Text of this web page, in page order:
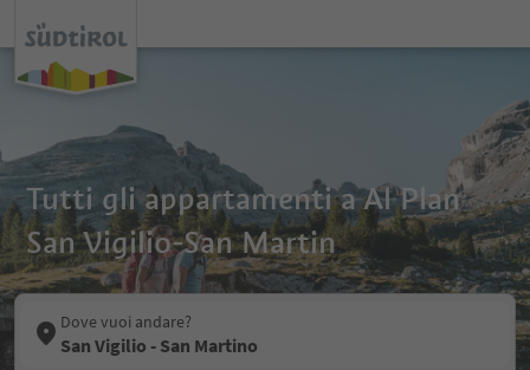
Tutti gli appartamenti a Al Plan
San Vigilio-San Martin
Dove vuoi andare?
San Vigilio - San Martino